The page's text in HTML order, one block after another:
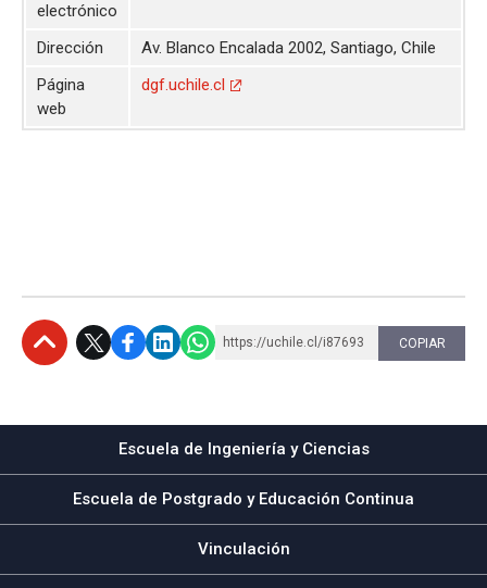
electrónico
Dirección
Av. Blanco Encalada 2002, Santiago, Chile
Página
web
dgf.uchile.cl
https://uchile.cl/i87693 COPIAR
Escuela de Ingeniería y Ciencias
Escuela de Postgrado y Educación Continua
Vinculación